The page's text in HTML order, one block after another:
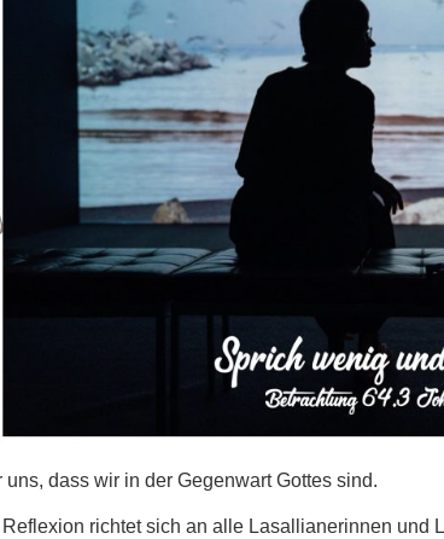
uns, dass wir in der Gegenwart Gottes sind.
richtet sich an alle Lasallianerinnen und